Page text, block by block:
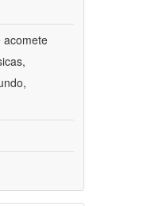
acomete